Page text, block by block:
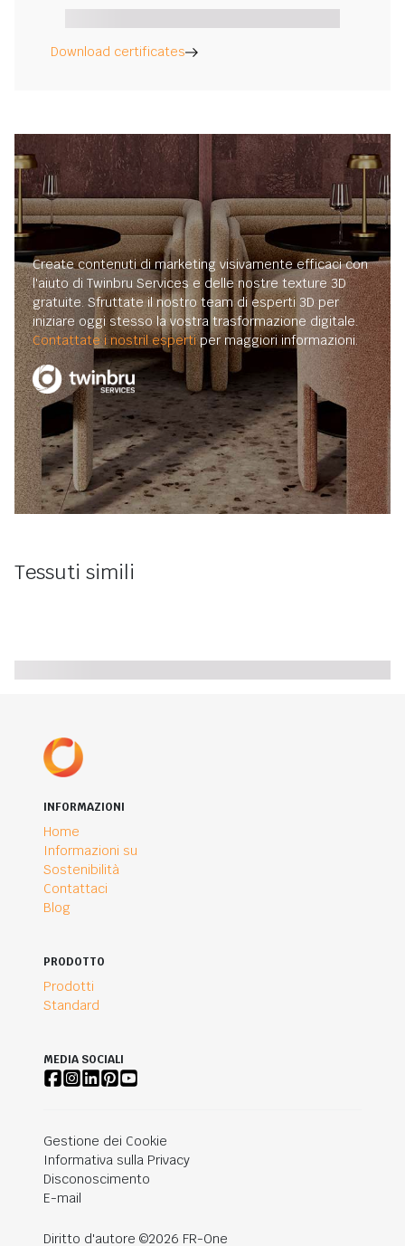
Download certificates
Create contenuti di marketing visivamente efficaci con
l'aiuto di Twinbru Services e delle nostre texture 3D
gratuite. Sfruttate il nostro team di esperti 3D per
iniziare oggi stesso la vostra trasformazione digitale.
Contattate i nostril espertiper maggiori informazioni.
Tessuti simili
INFORMAZIONI
Home
Informazioni su
Sostenibilità
Contattaci
Blog
PRODOTTO
Prodotti
Standard
MEDIA SOCIALI
Gestione dei Cookie
Informativa sulla Privacy
Disconoscimento
E-mail
Diritto d'autore ©2026 FR-One